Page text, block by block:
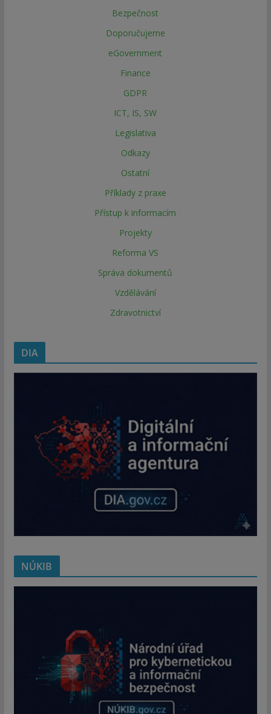
Bezpečnost
Doporučujeme
eGovernment
Finance
GDPR
ICT, IS, SW
Legislativa
Odkazy
Ostatní
Příklady z praxe
Přístup k informacím
Projekty
Reforma VS
Správa dokumentů
Vzdělávání
Zdravotnictví
DIA
NÚKIB